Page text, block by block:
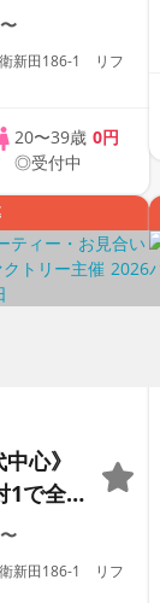
婚活
新田186-1 リフ
20〜39歳 0円
◎受付中
心》
1で全
婚活
新田186-1 リフ